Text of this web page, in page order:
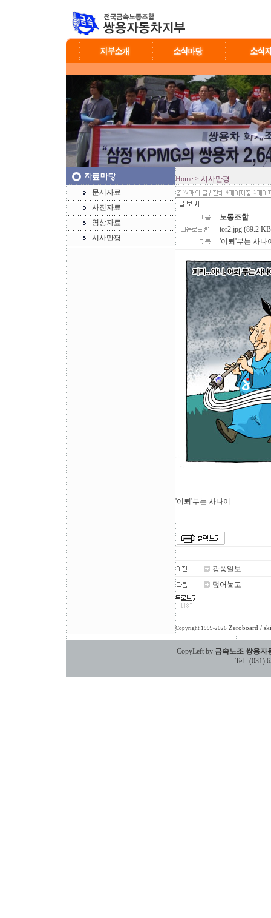
문서자료
사진자료
영상자료
시사만평
Home > 시사만평
72 4 1
노동조합
tor2.jpg (89.2
'어뢰'부는 사나
'어뢰'부는 사나이
광풍일보...
덮어놓고
Copyright 1999-2026 Zeroboard /
CopyLeft by 금속노조 쌍용자
Tel : (031)